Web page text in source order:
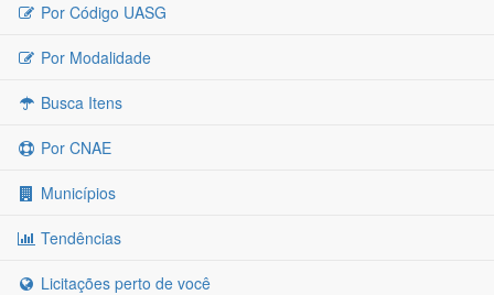
Por Código UASG
Por Modalidade
Busca Itens
Por CNAE
Municípios
Tendências
Licitações perto de você